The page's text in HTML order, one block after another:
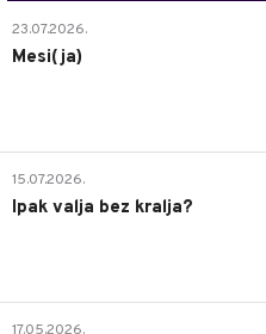
23.07.2026.
Mesi(ja)
15.07.2026.
Ipak valja bez kralja?